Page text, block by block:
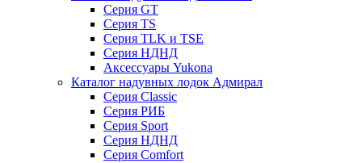
Серия GT
Серия TS
Серия TLK и TSE
Серия НДНД
Аксессуары Yukona
Каталог надувных лодок Адмирал
Серия Classic
Серия РИБ
Серия Sport
Серия НДНД
Серия Comfort